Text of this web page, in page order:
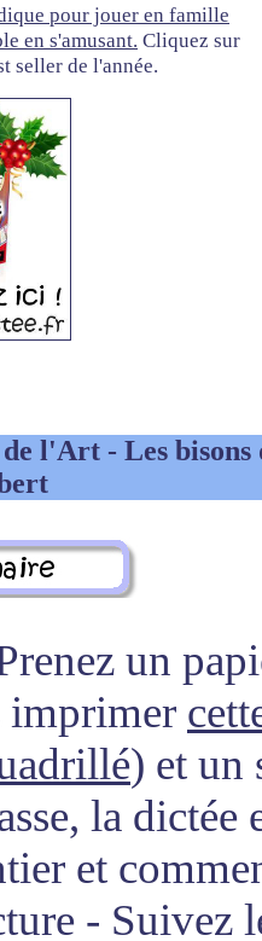
pour jouer en famille
en s'amusant. Cliquez sur
seller de l'année.
l'Art - Les bisons
un
imprimer
) et un
la dictée
et
- Suivez